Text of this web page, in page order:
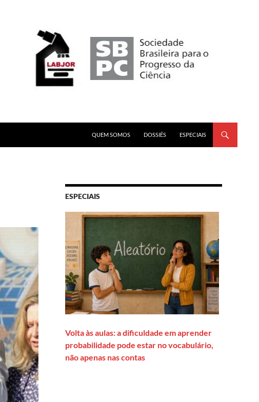
QUEM SOMOS
DOSSIÊS ESPECIAIS
ESPECIAIS
Volta às aulas: a dificuldade em aprender
probabilidade pode estar no vocabulário,
não apenas nas contas